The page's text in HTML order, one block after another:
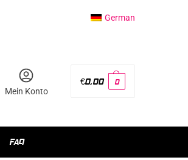
German
Mein Konto
€0,00 0
FAQ